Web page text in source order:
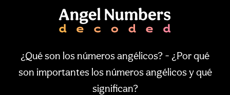
¿Qué son los números angélicos? - ¿Por qué
son importantes los números angélicos y qué
significan?